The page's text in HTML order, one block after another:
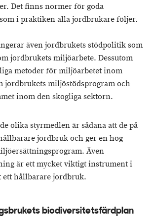
Det finns normer för goda
i praktiken alla jordbrukare följer.
även jordbrukets stödpolitik som
jordbrukets miljöarbete. Dessutom
metoder för miljöarbetet inom
jordbrukets miljöstödsprogram och
inom den skogliga sektorn.
olika styrmedlen är sådana att de på
jordbruk och ger en hög
Även
är ett mycket viktigt instrument i
ett hållbarare jordbruk.
biodiversitetsfärdplan